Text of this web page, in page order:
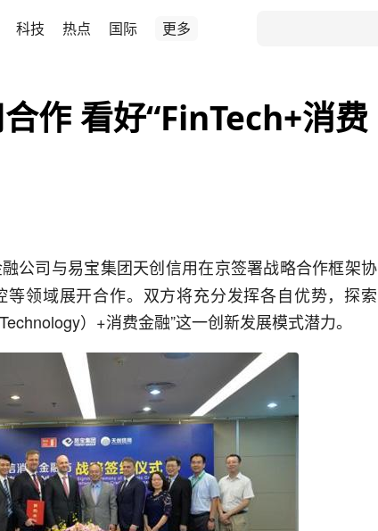
科技 热点 国际 更多
作 看好“FinTech+消费
公司与易宝集团天创信用在京签署战略合作框架协
领域展开合作。双方将充分发挥各自优势，探索
）+消费金融”这一创新发展模式潜力。